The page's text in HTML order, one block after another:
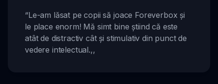
“Le-am lăsat pe copii să joace Foreverbox și
le place enorm! Mă simt bine știind că este
atât de distractiv cât și stimulativ din punct de
vedere intelectual.,,